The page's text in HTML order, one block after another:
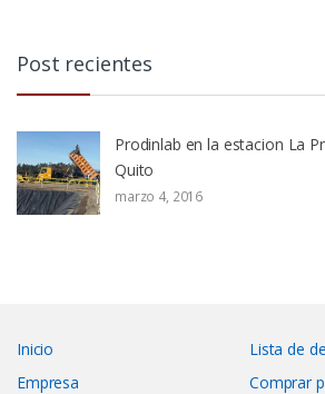
Post recientes
Prodinlab en la estacion La
Quito
marzo 4, 2016
Inicio
Empresa
Lista de
Comprar